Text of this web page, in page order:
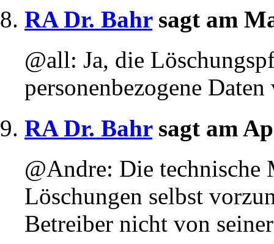
RA Dr. Bahrsagt am
@all: Ja, die
personenbezogene
RA Dr. Bahrsagt am
@Andre: Die technische
Löschungen selbst
Betreiber nicht von